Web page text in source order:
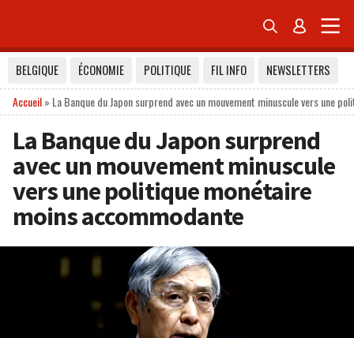
 
BELGIQUE ÉCONOMIE POLITIQUE FIL INFO
NEWSLETTERS
Accueil» La Banque du Japon surprend avec un mouvement minuscule vers une
La Banque du Japon surprend
avec un mouvement minuscule
vers une politique monétaire
moins accommodante